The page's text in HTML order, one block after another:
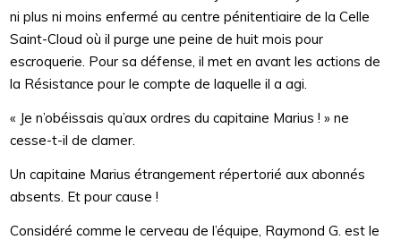
ni plus ni moins enfermé au centre pénitentiaire de la Celle
Saint-Cloud où il purge une peine de huit mois pour
escroquerie. Pour sa défense, il met en avant les actions de
la Résistance pour le compte de laquelle il a agi.
« Je n’obéissais qu’aux ordres du capitaine Marius ! » ne
cesse-t-il de clamer.
Un capitaine Marius étrangement répertorié aux abonnés
absents. Et pour cause !
Considéré comme le cerveau de l’équipe, Raymond G. est le